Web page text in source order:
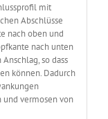
mit
Abschlüsse
nach oben und
nach unten
so dass
können. Dadurch
vermosen von